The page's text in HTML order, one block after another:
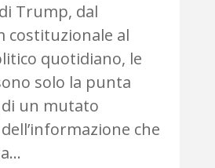
Trump, dal
costituzionale al
quotidiano, le
solo la punta
di un mutato
che